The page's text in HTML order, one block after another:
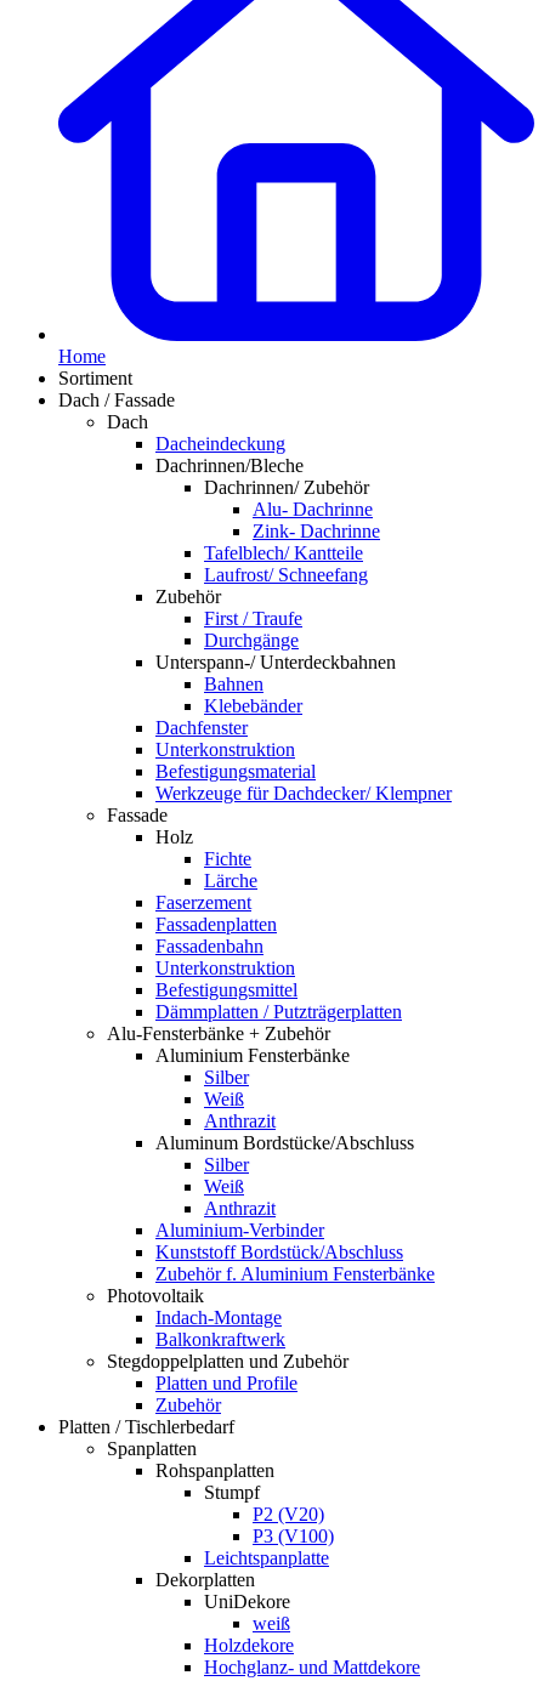
Home
Sortiment
Dach / Fassade
Dach
Dacheindeckung
Dachrinnen/Bleche
Dachrinnen/ Zubehör
Alu- Dachrinne
Zink- Dachrinne
Tafelblech/ Kantteile
Laufrost/ Schneefang
Zubehör
First / Traufe
Durchgänge
Unterspann-/ Unterdeckbahnen
Bahnen
Klebebänder
Dachfenster
Unterkonstruktion
Befestigungsmaterial
Werkzeuge für Dachdecker/ Klempner
Fassade
Holz
Fichte
Lärche
Faserzement
Fassadenplatten
Fassadenbahn
Unterkonstruktion
Befestigungsmittel
Dämmplatten / Putzträgerplatten
Alu-Fensterbänke + Zubehör
Aluminium Fensterbänke
Silber
Weiß
Anthrazit
Aluminum Bordstücke/Abschluss
Silber
Weiß
Anthrazit
Aluminium-Verbinder
Kunststoff Bordstück/Abschluss
Zubehör f. Aluminium Fensterbänke
Photovoltaik
Indach-Montage
Balkonkraftwerk
Stegdoppelplatten und Zubehör
Platten und Profile
Zubehör
Platten / Tischlerbedarf
Spanplatten
Rohspanplatten
Stumpf
P2 (V20)
P3 (V100)
Leichtspanplatte
Dekorplatten
UniDekore
weiß
Holzdekore
Hochglanz- und Mattdekore